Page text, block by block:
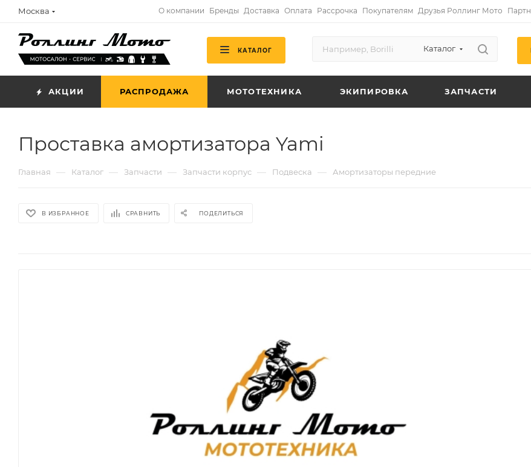
Москва О компании Бренды Доставка Оплата Рассрочка Покупателям Друзья Роллинг Мото
КАТАЛОГ Каталог
АКЦИИ РАСПРОДАЖА МОТОТЕХНИКА ЭКИПИРОВКА ЗАПЧАСТИ
Проставка амортизатора Yami
Главная — Каталог — Запчасти — Запчасти корпус — Подвеска — Амортизаторы передние
В ИЗБРАННОЕ СРАВНИТЬ ПОДЕЛИТЬСЯ